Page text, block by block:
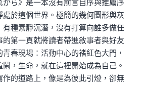
ら》是一本沒有前言自序與推薦序
處於這個世界。極簡的幾何圖形與灰
有種素靜沉潛，沒有打算向誰多做任
第一頁就將讀者帶進敘事者與好友
青春現場：活動中心的褚紅色大門，
，生命，就在這裡開始成為自己。
作的道路上，像是為彼此引燈，卻無